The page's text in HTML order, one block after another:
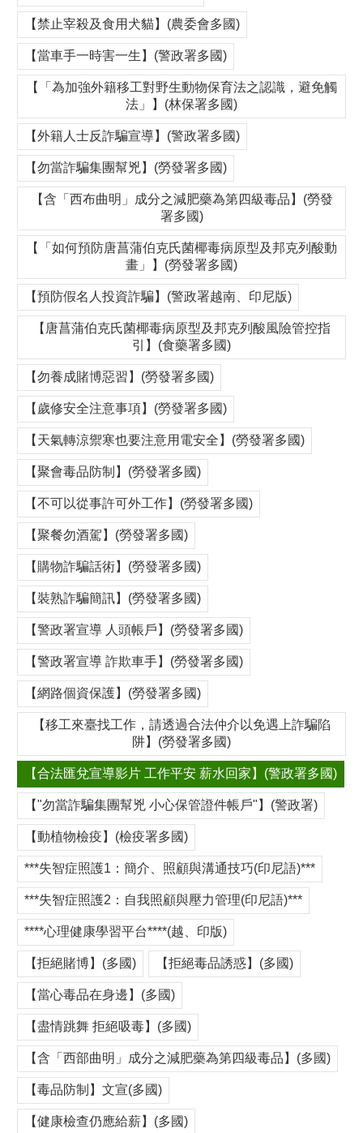
【禁止宰殺及食用犬貓】(農委會多國)
【當車手一時害一生】(警政署多國)
【「為加強外籍移工對野生動物保育法之認識，避免觸
法」】(林保署多國)
【外籍人士反詐騙宣導】(警政署多國)
【勿當詐騙集團幫兇】(勞發署多國)
【含「西布曲明」成分之減肥藥為第四級毒品】(勞發
署多國)
【「如何預防唐菖蒲伯克氏菌椰毒病原型及邦克列酸動
畫」】(勞發署多國)
【預防假名人投資詐騙】(警政署越南、印尼版)
【唐菖蒲伯克氏菌椰毒病原型及邦克列酸風險管控指
引】(食藥署多國)
【勿養成賭博惡習】(勞發署多國)
【歲修安全注意事項】(勞發署多國)
【天氣轉涼禦寒也要注意用電安全】(勞發署多國)
【聚會毒品防制】(勞發署多國)
【不可以從事許可外工作】(勞發署多國)
【聚餐勿酒駕】(勞發署多國)
【購物詐騙話術】(勞發署多國)
【裝熟詐騙簡訊】(勞發署多國)
【警政署宣導 人頭帳戶】(勞發署多國)
【警政署宣導 詐欺車手】(勞發署多國)
【網路個資保護】(勞發署多國)
【移工來臺找工作，請透過合法仲介以免遇上詐騙陷
阱】(勞發署多國)
【合法匯兌宣導影片 工作平安 薪水回家】(警政署多國)
【"勿當詐騙集團幫兇 小心保管證件帳戶"】(警政署)
【動植物檢疫】(檢疫署多國)
***失智症照護1：簡介、照顧與溝通技巧(印尼語)***
***失智症照護2：自我照顧與壓力管理(印尼語)***
****心理健康學習平台****(越、印版)
【拒絕賭博】(多國) 【拒絕毒品誘惑】(多國)
【當心毒品在身邊】(多國)
【盡情跳舞 拒絕吸毒】(多國)
【含「西部曲明」成分之減肥藥為第四級毒品】(多國)
【毒品防制】文宣(多國)
【健康檢查仍應給薪】(多國)